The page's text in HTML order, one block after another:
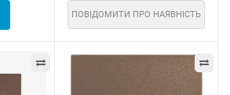
ПОВІДОМИТИ ПРО НАЯВНІСТЬ